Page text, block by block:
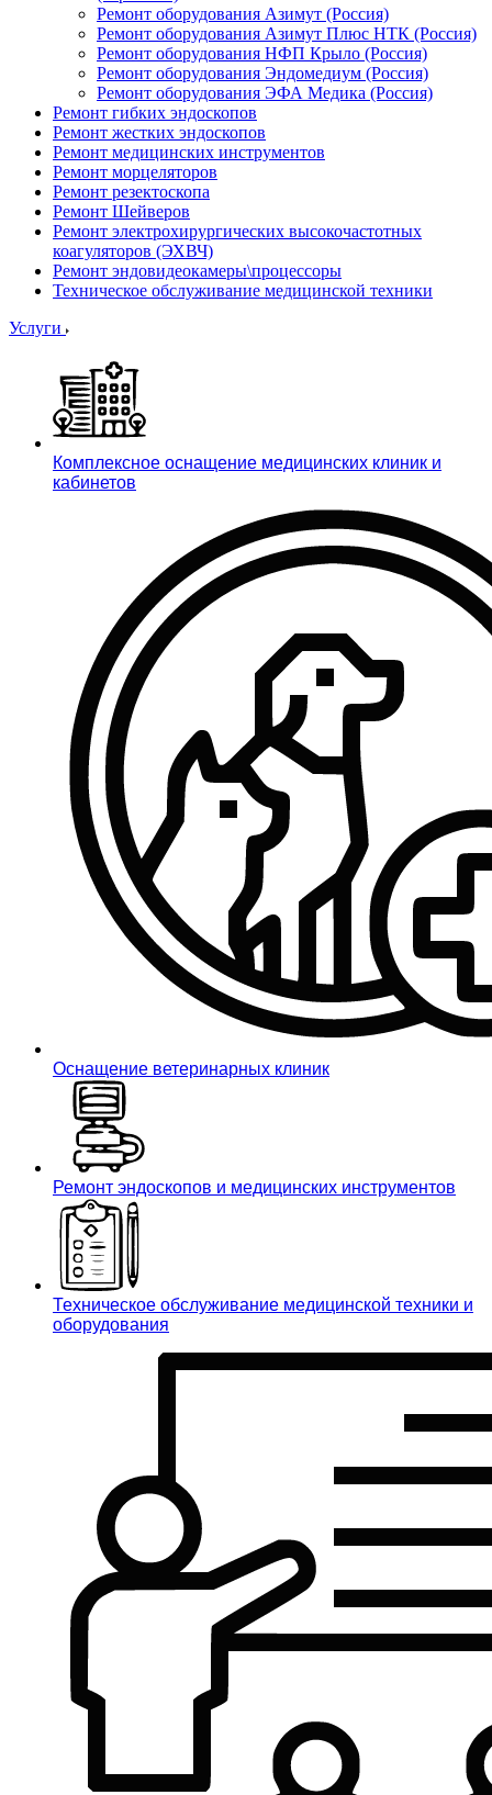
Ремонт оборудования Азимут (Россия)
Ремонт оборудования Азимут Плюс НТК (Россия)
Ремонт оборудования НФП Крыло (Россия)
Ремонт оборудования Эндомедиум (Россия)
Ремонт оборудования ЭФА Медика (Россия)
Ремонт гибких эндоскопов
Ремонт жестких эндоскопов
Ремонт медицинских инструментов
Ремонт морцеляторов
Ремонт резектоскопа
Ремонт Шейверов
Ремонт электрохирургических высокочастотных
коагуляторов (ЭХВЧ)
Ремонт эндовидеокамеры\процессоры
Техническое обслуживание медицинской техники
Услуги
Комплексное оснащение медицинских клиник и
кабинетов
Оснащение ветеринарных клиник
Ремонт эндоскопов и медицинских инструментов
Техническое обслуживание медицинской техники и
оборудования